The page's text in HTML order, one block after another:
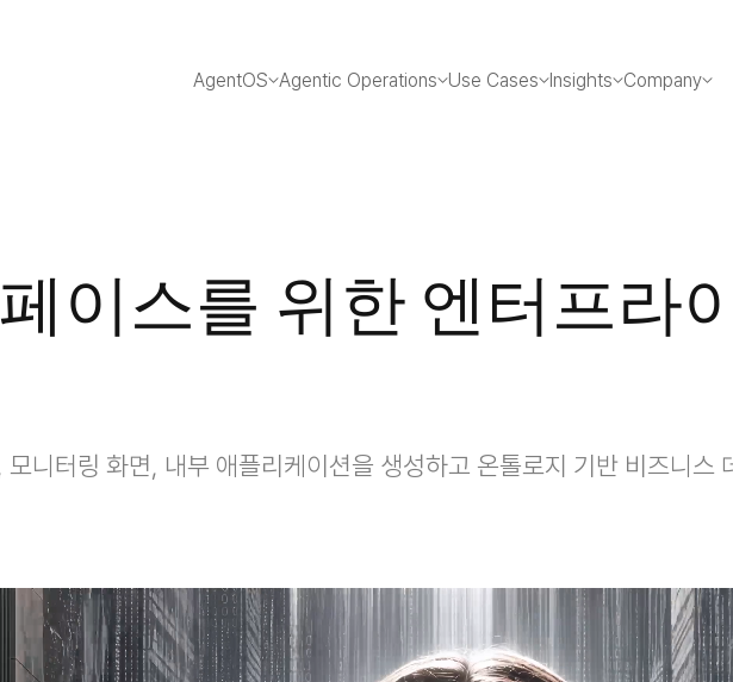
이스를 위한 엔터프라
니터링 화면, 내부 애플리케이션을 생성하고 온톨로지 기반 비즈니스
AgentOS Agentic Operations Use Cases Insights Company